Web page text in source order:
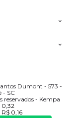
Dumont - 573 -
- SC
reservados - Kempa
0,32
R$ 0,16